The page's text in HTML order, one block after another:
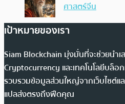
ศาสตร์จีน
เป้าหมายของเรา
Siam Blockchain มุ่งมั่นที่จะช่วยนำ
Cryptocurrency และเทคโนโลยีบล็อ
รวบรวมข้อมูลส่วนใหญ่จากเว็บไซต์แ
แปลส่งตรงถึงฟีดคุณ